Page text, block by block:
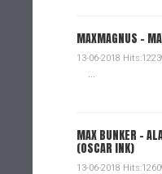
MAXMAGNUS –
13-06-2018
...
MAX BUNKER –
(OSCAR INK)
13-06-2018